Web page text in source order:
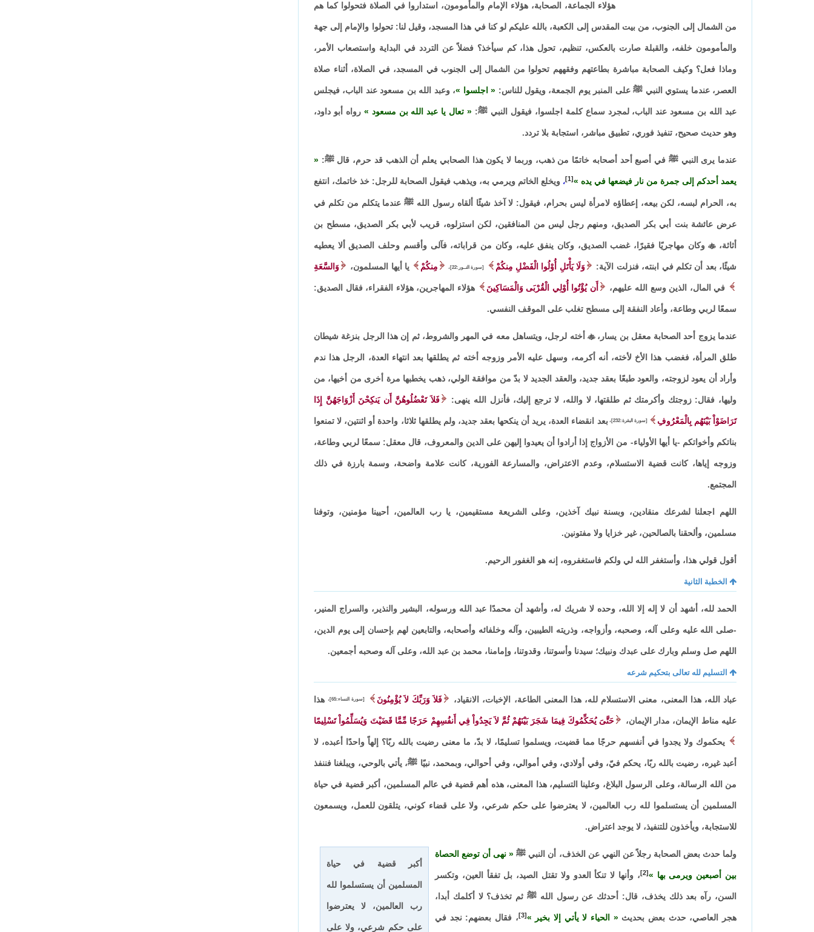
هؤلاء الجماعة، الصحابة، هؤلاء الإمام والمأمومون، استداروا في الصلاة فتحولوا كما هم
من الشمال إلى الجنوب، من بيت المقدس إلى الكعبة، بالله عليكم لو كنا في هذا المسجد، وقيل لنا: تحولوا والإمام إلى جهة
والمأمومون خلفه، والقبلة صارت بالعكس، تنظيم، تحول هذا، كم سيأخذ؟ فضلاً عن التردد في البداية واستصعاب الأمر،
وماذا فعل؟ وكيف الصحابة مباشرة بطاعتهم وفقههم تحولوا من الشمال إلى الجنوب في المسجد، في الصلاة، أثناء صلاة
العصر، عندما يستوي النبي ﷺ على المنبر يوم الجمعة، ويقول للناس: اجلسوا ، وعبد الله بن مسعود عند الباب، فيجلس
عبد الله بن مسعود عند الباب، لمجرد سماع كلمة اجلسوا، فيقول النبي ﷺ: تعال يا عبد الله بن مسعود رواه أبو داود،
وهو حديث صحيح، تنفيذ فوري، تطبيق مباشر، استجابة بلا تردد.
عندما يرى النبي ﷺ في أصبع أحد أصحابه خاتمًا من ذهب، وربما لا يكون هذا الصحابي يعلم أن الذهب قد حرم، قال ﷺ:
يعمد أحدكم إلى جمرة من نار فيضعها في يده [1] ، ويخلع الخاتم ويرمي به، ويذهب فيقول الصحابة للرجل: خذ خاتمك، انتفع
به، الحرام لبسه، لكن بيعه، إعطاؤه لامرأة ليس بحرام، فيقول: لا آخذ شيئًا ألقاه رسول الله ﷺ عندما يتكلم من تكلم في
عرض عائشة بنت أبي بكر الصديق، ومنهم رجل ليس من المنافقين، لكن استزلوه، قريب لأبي بكر الصديق، مسطح بن
أثاثة،وكان مهاجريًا فقيرًا، غضب الصديق، وكان ينفق عليه، وكان من قراباته، فآلى وأقسم وحلف الصديق ألا يعطيه
شيئًا، بعد أن تكلم في ابنته، فنزلت الآية: وَلَا يَأْتَلِ أُوْلُوا الْفَضْلِ مِنكُمْ [سورة النــور:22]، مِنكُمْ يا أيها المسلمون، وَالسَّعَةِ
في المال، الذين وسع الله عليهم، أَن يُؤْتُوا أُوْلِي الْقُرْبَى وَالْمَسَاكِينَ هؤلاء المهاجرين، هؤلاء الفقراء، فقال الصديق:
سمعًا لربي وطاعة، وأعاد النفقة إلى مسطح تغلب على الموقف النفسي.
عندما يزوج أحد الصحابة معقل بن يسار، أخته لرجل، ويتساهل معه في المهر والشروط، ثم إن هذا الرجل بنزغة شيطان
طلق المرأة، فغضب هذا الأخ لأخته، أنه أكرمه، وسهل عليه الأمر وزوجه أخته ثم يطلقها بعد انتهاء العدة، الرجل هذا ندم
وأراد أن يعود لزوجته، والعود طبعًا بعقد جديد، والعقد الجديد لا بدّ من موافقة الولي، ذهب يخطبها مرة أخرى من أخيها، من
وليها، فقال: زوجتك وأكرمتك ثم طلقتها، لا والله، لا ترجع إليك، فأنزل الله ينهى: فَلاَ تَعْضُلُوهُنَّ أَن يَنكِحْنَ أَزْوَاجَهُنَّ إِذَا
تَرَاضَوْاْ بَيْنَهُم بِالْمَعْرُوفِ [سورة البقرة:232]، بعد انقضاء العدة، يريد أن ينكحها بعقد جديد، ولم يطلقها ثلاثا، واحدة أو اثنتين، لا تمنعوا
بناتكم وأخواتكم -يا أيها الأولياء- من الأزواج إذا أرادوا أن يعيدوا إليهن على الدين والمعروف، قال معقل: سمعًا لربي وطاعة،
وزوجه إياها، كانت قضية الاستسلام، وعدم الاعتراض، والمسارعة الفورية، كانت علامة واضحة، وسمة بارزة في ذلك
المجتمع.
اللهم اجعلنا لشرعك منقادين، وبسنة نبيك آخذين، وعلى الشريعة مستقيمين، يا رب العالمين، أحيينا مؤمنين، وتوفنا
مسلمين، وألحقنا بالصالحين، غير خزايا ولا مفتونين.
أقول قولي هذا، وأستغفر الله لي ولكم فاستغفروه، إنه هو الغفور الرحيم.
الخطبة الثانية
الحمد لله، أشهد أن لا إله إلا الله، وحده لا شريك له، وأشهد أن محمدًا عبد الله ورسوله، البشير والنذير، والسراج المنير،
-صلى الله عليه وعلى آله، وصحبه، وأزواجه، وذريته الطيبين، وآله وخلفائه وأصحابه، والتابعين لهم بإحسان إلى يوم الدين،
اللهم صل وسلم وبارك على عبدك ونبيك؛ سيدنا وأسوتنا، وقدوتنا، وإمامنا، محمد بن عبد الله، وعلى آله وصحبه أجمعين.
التسليم لله تعالى بتحكيم شرعه
عباد الله، هذا المعنى، معنى الاستسلام لله، هذا المعنى الطاعة، الإخبات، الانقياد، فَلاَ وَرَبِّكَ لاَ يُؤْمِنُونَ [سورة النساء:65]، هذا
عليه مناط الإيمان، مدار الإيمان، حَتَّىَ يُحَكِّمُوكَ فِيمَا شَجَرَ بَيْنَهُمْ ثُمَّ لاَ يَجِدُواْ فِي أَنفُسِهِمْ حَرَجًا مِّمَّا قَضَيْتَ وَيُسَلِّمُواْ تَسْلِيمًا
يحكموك ولا يجدوا في أنفسهم حرجًا مما قضيت، ويسلموا تسليمًا، لا بدّ، ما معنى رضيت بالله ربًا؟ إلهاً واحدًا أعبده، لا
أعبد غيره، رضيت بالله ربًا، يحكم فيّ، وفي أولادي، وفي أموالي، وفي أحوالي، وبمحمد، نبيًا ﷺ، يأتي بالوحي، ويبلغنا فننفذ
من الله الرسالة، وعلى الرسول البلاغ، وعلينا التسليم، هذا المعنى، هذه أهم قضية في عالم المسلمين، أكبر قضية في حياة
المسلمين أن يستسلموا لله رب العالمين، لا يعترضوا على حكم شرعي، ولا على قضاء كوني، يتلقون للعمل، ويسمعون
للاستجابة، ويأخذون للتنفيذ، لا يوجد اعتراض.
أكبر قضية في حياة
المسلمين أن يستسلموا لله
رب العالمين، لا يعترضوا
على حكم شرعي، ولا على
ولما حدث بعض الصحابة رجلاً عن النهي عن الخذف، أن النبي ﷺ نهى أن توضع الحصاة
بين أصبعين ويرمى بها [2] ، وأنها لا تنكأ العدو ولا تقتل الصيد، بل تفقأ العين، وتكسر
السن، رآه بعد ذلك يخذف، قال: أحدثك عن رسول الله ﷺ ثم تخذف؟ لا أكلمك أبدا،
هجر العاصي، حدث بعض بحديث الحياء لا يأتي إلا بخير [3] ، فقال بعضهم: نجد في